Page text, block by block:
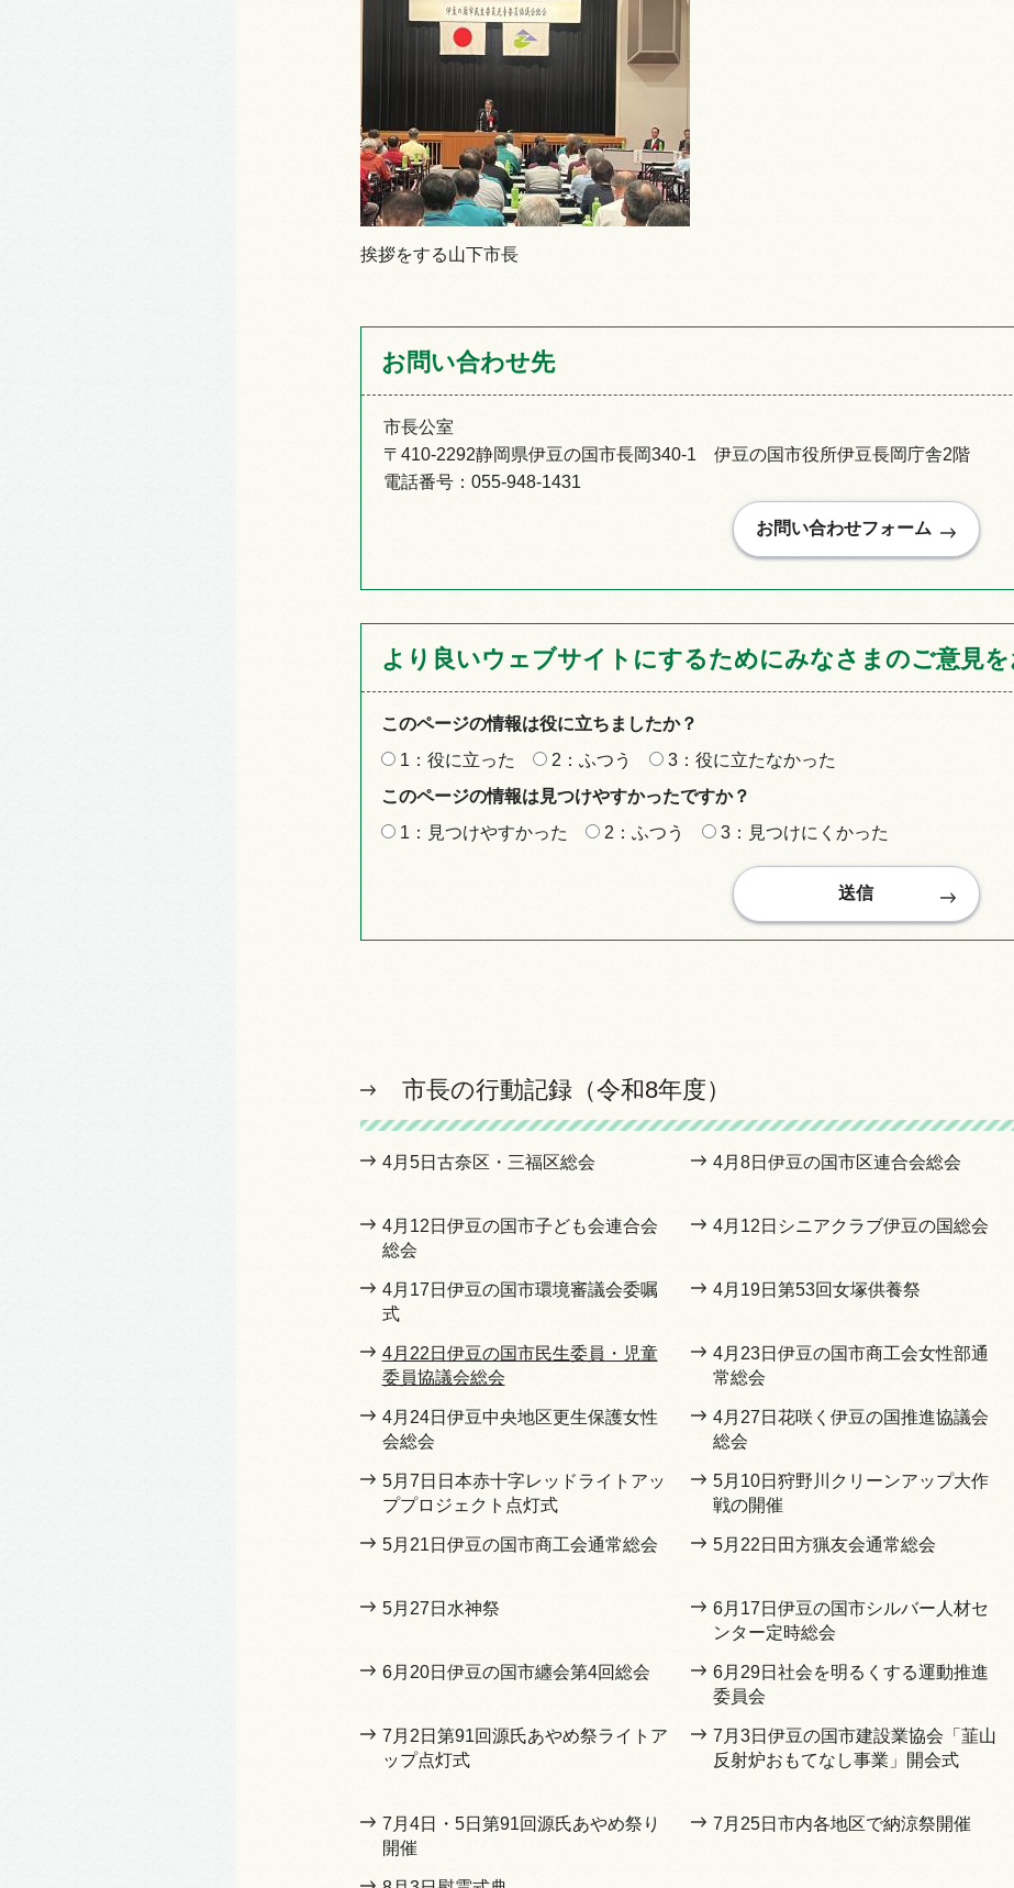
挨拶をする山下市長
お問い合わせ先
市長公室
〒410-2292静岡県伊豆の国市長岡340-1 伊豆の国市役所伊豆長岡庁舎2階
電話番号：055-948-1431
より良いウェブサイトにするためにみなさまのご意見
このページの情報は役に立ちましたか？
1：役に立った
2：ふつう
3：役に立たなかった
このページの情報は見つけやすかったですか？
1：見つけやすかった
2：ふつう 3：見つけにくかった
市長の行動記録（令和8年度）
4月5日古奈区・三福区総会 4月8日伊豆の国市区連合会総会
4月12日伊豆の国市子ども会連合会
総会
4月12日シニアクラブ伊豆の国総会
4月17日伊豆の国市環境審議会委嘱
式
4月19日第53回女塚供養祭
4月22日伊豆の国市民生委員・児童
委員協議会総会
4月23日伊豆の国市商工会女性部通
常総会
4月24日伊豆中央地区更生保護女性
会総会
4月27日花咲く伊豆の国推進協議会
総会
5月7日日本赤十字レッドライトアッ
ププロジェクト点灯式
5月10日狩野川クリーンアップ大作
戦の開催
5月21日伊豆の国市商工会通常総会 5月22日田方猟友会通常総会
5月27日水神祭
6月17日伊豆の国市シルバー人材セ
ンター定時総会
6月20日伊豆の国市纏会第4回総会
6月29日社会を明るくする運動推進
委員会
7月2日第91回源氏あやめ祭ライトア
ップ点灯式
7月3日伊豆の国市建設業協会「韮山
反射炉おもてなし事業」開会式
7月4日・5日第91回源氏あやめ祭り
開催
7月25日市内各地区で納涼祭開催